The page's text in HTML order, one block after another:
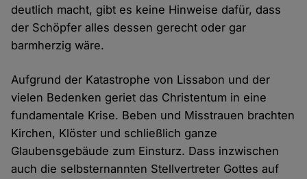
deutlich macht, gibt es keine Hinweise dafür, dass
der Schöpfer alles dessen gerecht oder gar
barmherzig wäre.
Aufgrund der Katastrophe von Lissabon und der
vielen Bedenken geriet das Christentum in eine
fundamentale Krise. Beben und Misstrauen brachten
Kirchen, Klöster und schließlich ganze
Glaubensgebäude zum Einsturz. Dass inzwischen
auch die selbsternannten Stellvertreter Gottes auf